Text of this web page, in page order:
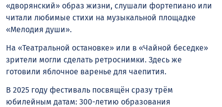
«дворянский» образ жизни, слушали фортепиано или
читали любимые стихи на музыкальной площадке
«Мелодия души».
На «Театральной остановке» или в «Чайной беседке»
зрители могли сделать ретроснимки. Здесь же
готовили яблочное варенье для чаепития.
В 2025 году фестиваль посвящён сразу трём
юбилейным датам: 300-летию образования